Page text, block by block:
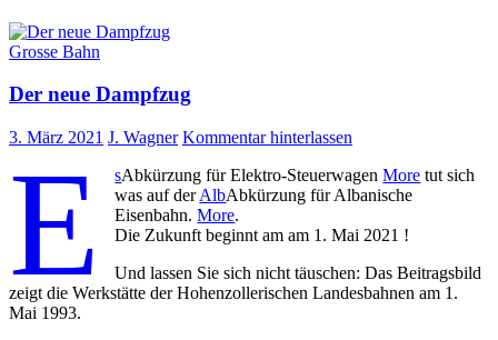
Grosse Bahn
Der neue Dampfzug
3. März 2021 J. Wagner Kommentar hinterlassen
E sAbkürzung für Elektro-SteuerwagenMore tut sich
was auf derAlbAbkürzung für Albanische
Eisenbahn.More.
Die Zukunft beginnt am am 1. Mai 2021 !
Und lassen Sie sich nicht täuschen: Das Beitragsbild
zeigt die Werkstätte der Hohenzollerischen Landesbahnen am 1.
Mai 1993.